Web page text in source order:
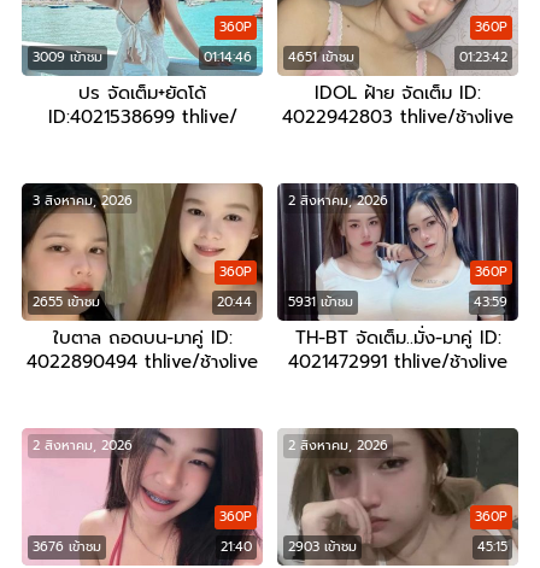
3009 เข้าชม 01:14:46
360P
ปร จัดเต็ม+ยัดโด้
ID:4021538699 thlive/
4651 เข้าชม 01:23:42
360P
IDOL ฝ้าย จัดเต็ม ID:
4022942803 thlive/ช้างlive
2655 เข้าชม 20:44
360P
3 สิงหาคม, 2026
ใบตาล ถอดบน-มาคู่ ID:
4022890494 thlive/ช้างlive
5931 เข้าชม 43:59
360P
2 สิงหาคม, 2026
TH-BT จัดเต็ม..มั่ง-มาคู่ ID:
4021472991 thlive/ช้างlive
3676 เข้าชม 21:40
360P
2 สิงหาคม, 2026
2903 เข้าชม 45:15
360P
2 สิงหาคม, 2026